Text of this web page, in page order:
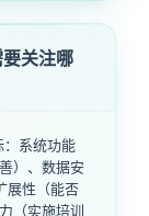
关注哪
：系统功能
）、数据安
展性（能否
（实施培训